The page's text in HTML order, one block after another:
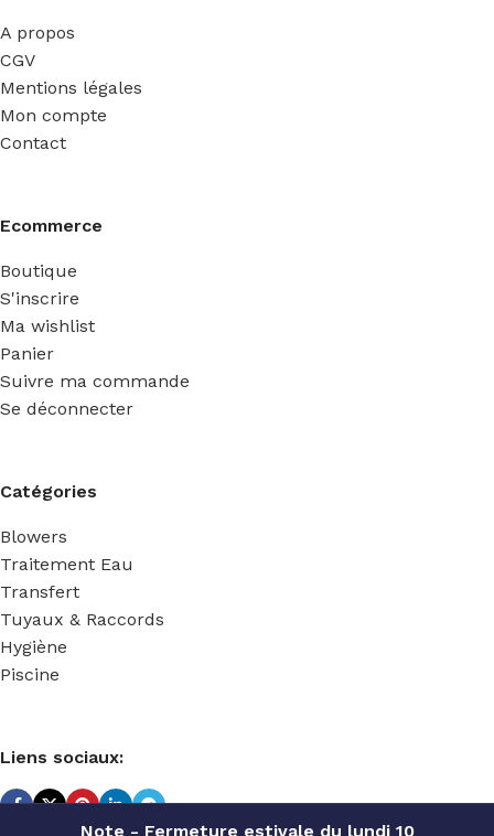
Note - Fermeture estivale du lundi 10
A propos
CGV
Mentions légales
Mon compte
Contact
Ecommerce
Boutique
S'inscrire
Ma wishlist
Panier
Suivre ma commande
Se déconnecter
Catégories
Blowers
Traitement Eau
Transfert
Tuyaux & Raccords
Hygiène
Piscine
Liens sociaux: